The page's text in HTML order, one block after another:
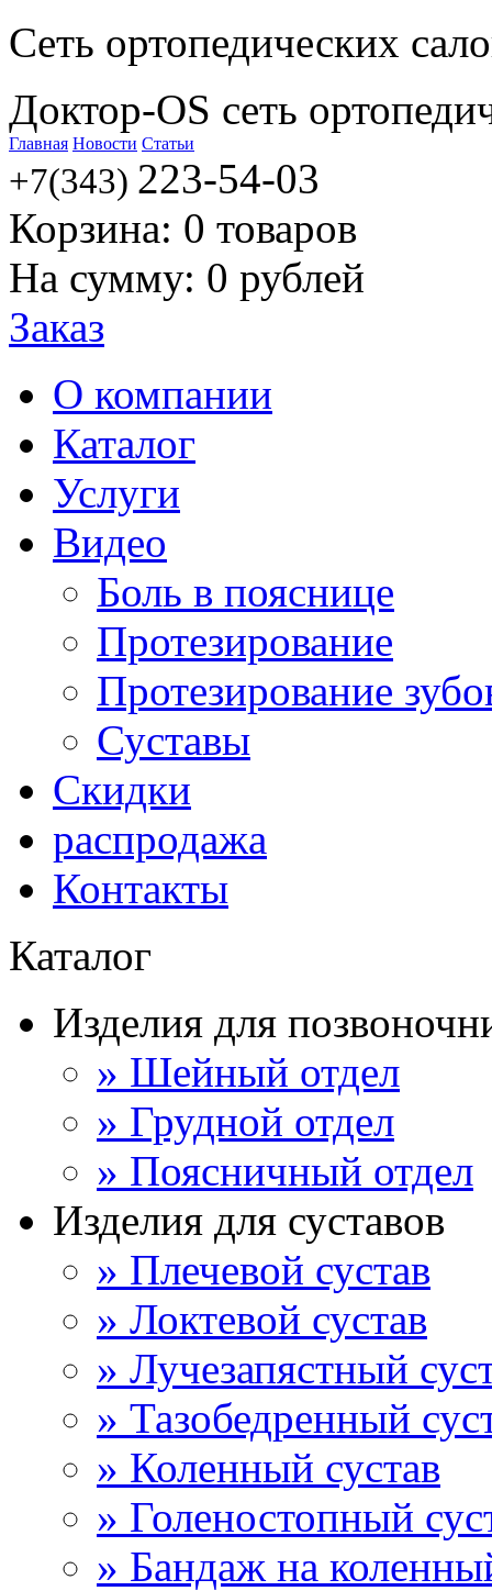
Сеть ортопедических
Доктор-OS сеть
Главная Новости Статьи
+7(343) 223-54-03
Корзина: 0 товаров
На сумму: 0 рублей
Заказ
О компании
Каталог
Услуги
Видео
Боль в пояснице
Протезирование
Протезирование
Суставы
Скидки
распродажа
Контакты
Каталог
Изделия для
» Шейный отдел
» Грудной отдел
» Поясничный отдел
Изделия для суставов
» Плечевой сустав
» Локтевой сустав
» Лучезапястный
» Тазобедренный
» Коленный сустав
» Голеностопный
» Бандаж на